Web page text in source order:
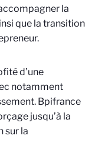
la
que la transition
d’une
notamment
Bpifrance
jusqu’à la
sur la